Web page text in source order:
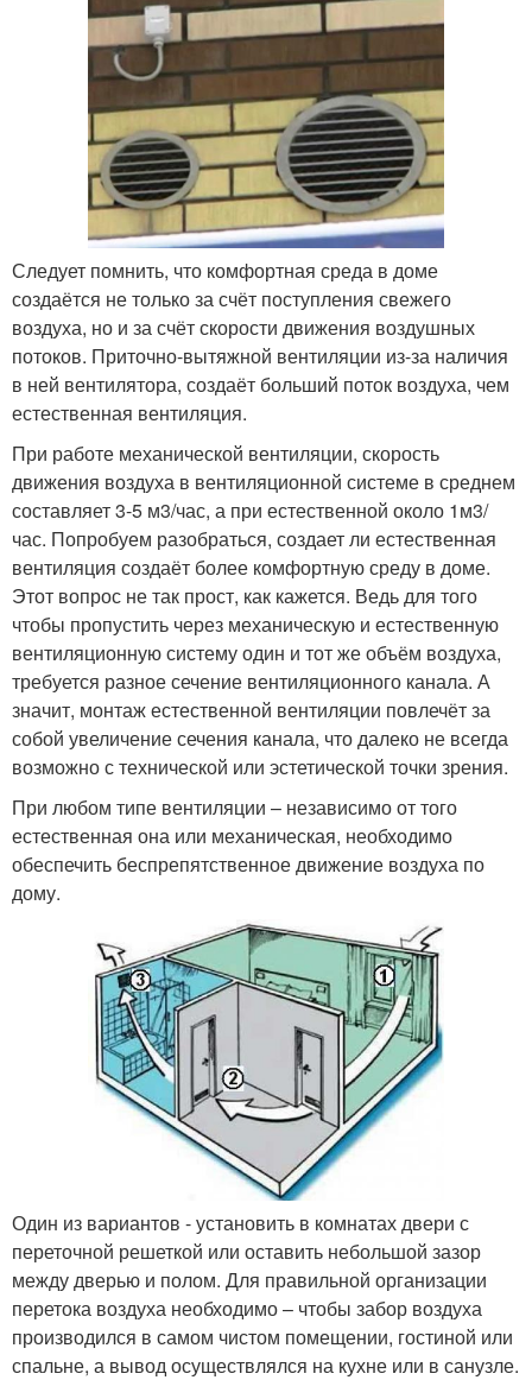
Следует помнить, что комфортная среда в доме
создаётся не только за счёт поступления свежего
воздуха, но и за счёт скорости движения воздушных
потоков. Приточно-вытяжной вентиляции из-за наличия
в ней вентилятора, создаёт больший поток воздуха, чем
естественная вентиляция.
При работе механической вентиляции, скорость
движения воздуха в вентиляционной системе в среднем
составляет 3-5 м3/час, а при естественной около 1м3/
час. Попробуем разобраться, создает ли естественная
вентиляция создаёт более комфортную среду в доме.
Этот вопрос не так прост, как кажется. Ведь для того
чтобы пропустить через механическую и естественную
вентиляционную систему один и тот же объём воздуха,
требуется разное сечение вентиляционного канала. А
значит, монтаж естественной вентиляции повлечёт за
собой увеличение сечения канала, что далеко не всегда
возможно с технической или эстетической точки зрения.
При любом типе вентиляции – независимо от того
естественная она или механическая, необходимо
обеспечить беспрепятственное движение воздуха по
дому.
Один из вариантов - установить в комнатах двери с
переточной решеткой или оставить небольшой зазор
между дверью и полом. Для правильной организации
перетока воздуха необходимо – чтобы забор воздуха
производился в самом чистом помещении, гостиной или
спальне, а вывод осуществлялся на кухне или в санузле.